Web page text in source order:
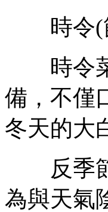
時令(
時令菜
備，不僅
冬天的大
反季節
為與天氣